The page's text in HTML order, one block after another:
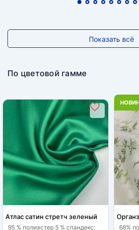
Показать всё
По цветовой гамме
Атлас сатин стретч зеленый
95 % полиэстер 5 % спандекс; 68%